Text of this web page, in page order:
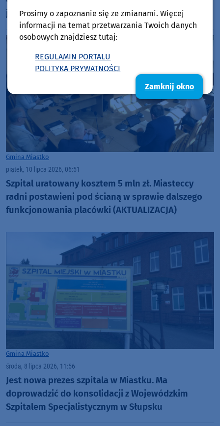
jeden zespół szkół? Taki jest plan władz miasta
Gmina Miastko
piątek, 10 lipca 2026, 06:51
Szpital uratowany kosztem 5 mln zł. Miasteccy
radni postawieni pod ścianą w sprawie dalszego
funkcjonowania placówki (AKTUALIZACJA)
Gmina Miastko
środa, 8 lipca 2026, 11:56
Jest nowa prezes szpitala w Miastku. Ma
doprowadzić do konsolidacji z Wojewódzkim
Szpitalem Specjalistycznym w Słupsku
Prosimy o zapoznanie się ze zmianami. Więcej
informacji na temat przetwarzania Twoich danych
osobowych znajdziesz tutaj:
REGULAMIN PORTALU
POLITYKA PRYWATNOŚCI
Zamknij okno